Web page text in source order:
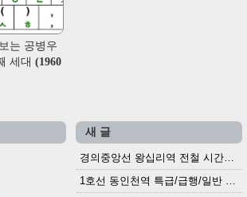
는 공병우
세대 (1960
새 글
경의중앙선 왕십리역 전철 시간표 (2026.4.20~)
1호선 동인천역 특급/급행/일반 전철 시간표 (2026.2.28~)